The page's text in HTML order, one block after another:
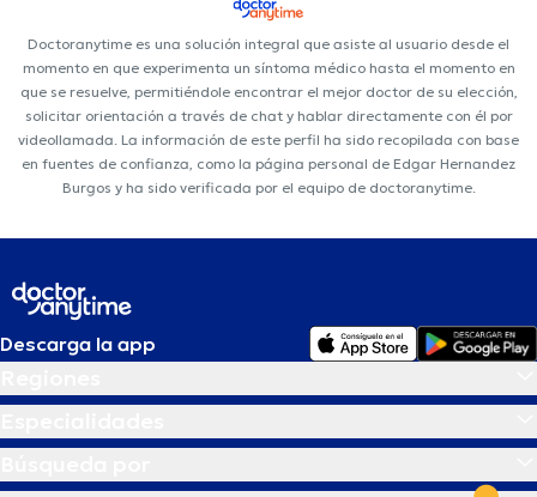
Doctoranytime es una solución integral que asiste al usuario desde el
momento en que experimenta un síntoma médico hasta el momento en
que se resuelve, permitiéndole encontrar el mejor doctor de su elección,
solicitar orientación a través de chat y hablar directamente con él por
videollamada. La información de este perfil ha sido recopilada con base
en fuentes de confianza, como la página personal de Edgar Hernandez
Burgos y ha sido verificada por el equipo de doctoranytime.
Descarga la app